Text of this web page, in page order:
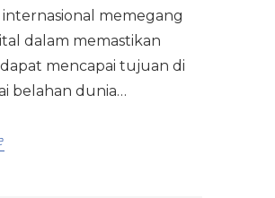
internasional memegang
dalam memastikan
mencapai tujuan di
belahan dunia…